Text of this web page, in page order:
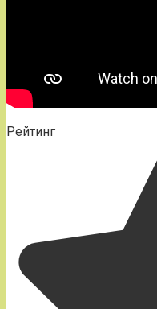
Рейтинг